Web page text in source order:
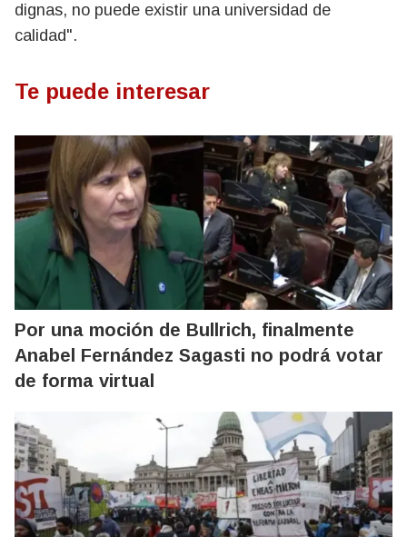
dignas, no puede existir una universidad de
calidad".
Te puede interesar
Por una moción de Bullrich, finalmente
Anabel Fernández Sagasti no podrá votar
de forma virtual